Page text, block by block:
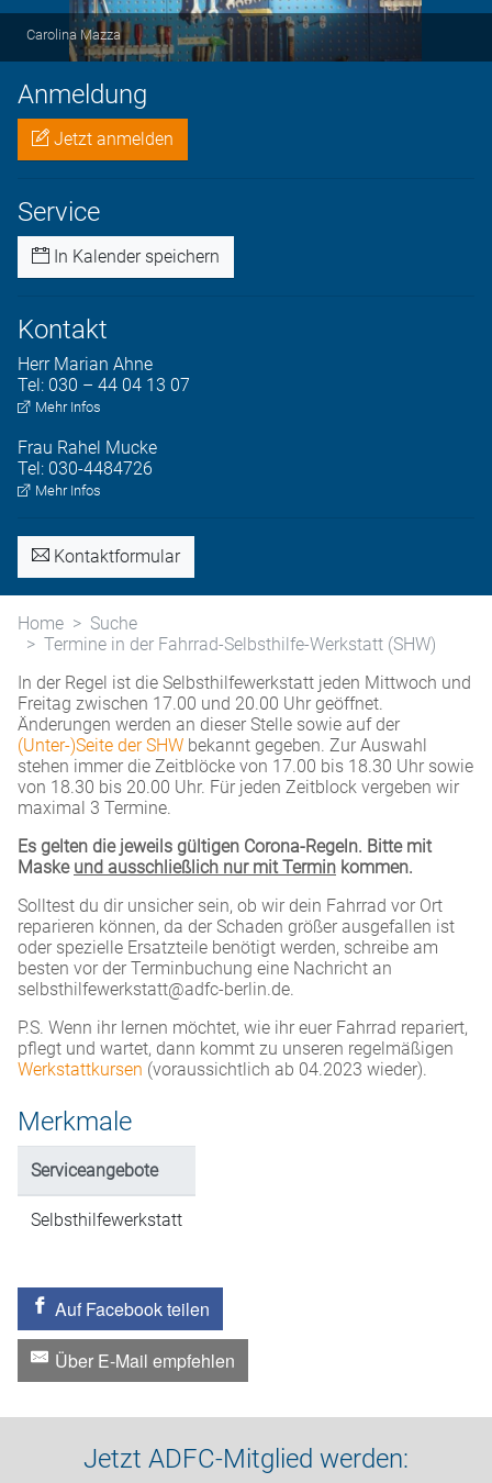
Carolina Mazza
Anmeldung
Jetzt anmelden
Service
In Kalender speichern
Kontakt
Herr Marian Ahne
Tel: 030 – 44 04 13 07
Mehr Infos
Frau Rahel Mucke
Tel: 030-4484726
Mehr Infos
Kontaktformular
Home
Suche
Termine in der Fahrrad-Selbsthilfe-Werkstatt (SHW)
In der Regel ist die Selbsthilfewerkstatt jeden Mittwoch und
Freitag zwischen 17.00 und 20.00 Uhr geöffnet.
Änderungen werden an dieser Stelle sowie auf der
(Unter-)Seite der SHW bekannt gegeben. Zur Auswahl
stehen immer die Zeitblöcke von 17.00 bis 18.30 Uhr sowie
von 18.30 bis 20.00 Uhr. Für jeden Zeitblock vergeben wir
maximal 3 Termine.
Es gelten die jeweils gültigen Corona-Regeln. Bitte mit
Maske und ausschließlich nur mit Termin kommen.
Solltest du dir unsicher sein, ob wir dein Fahrrad vor Ort
reparieren können, da der Schaden größer ausgefallen ist
oder spezielle Ersatzteile benötigt werden, schreibe am
besten vor der Terminbuchung eine Nachricht an
selbsthilfewerkstatt@adfc-berlin.de.
P.S. Wenn ihr lernen möchtet, wie ihr euer Fahrrad repariert,
pflegt und wartet, dann kommt zu unseren regelmäßigen
Werkstattkursen (voraussichtlich ab 04.2023 wieder).
Merkmale
Serviceangebote
Selbsthilfewerkstatt
Auf Facebook teilen
Über E-Mail empfehlen
Jetzt ADFC-Mitglied werden: